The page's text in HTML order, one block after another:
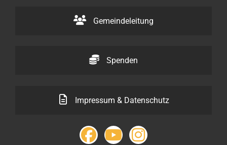
Gemeindeleitung
Spenden
Impressum & Datenschutz